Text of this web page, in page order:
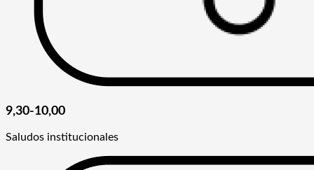
9,30-10,00
Saludos institucionales